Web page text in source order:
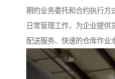
期的业务委托和合约执行方
日常管理工作，为企业提供
配送服务、快速的仓库作业